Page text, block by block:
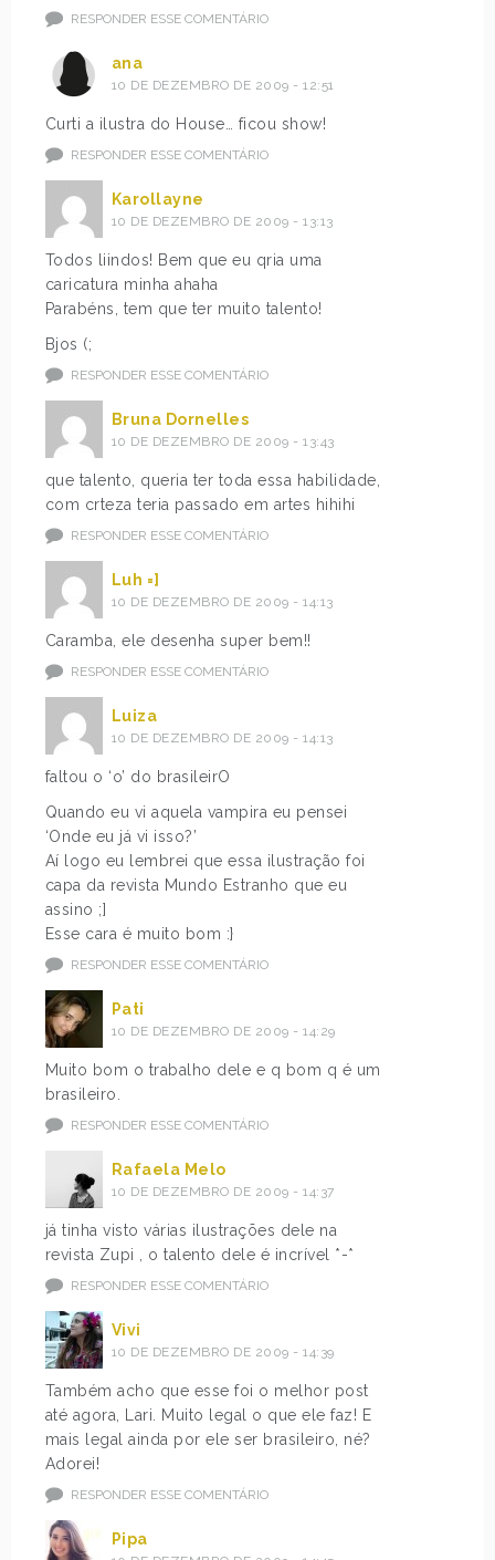
RESPONDER ESSE COMENTÁRIO
ana
10 DE DEZEMBRO DE 2009 - 12:51
Curti a ilustra do House… ficou show!
RESPONDER ESSE COMENTÁRIO
Karollayne
10 DE DEZEMBRO DE 2009 - 13:13
Todos liindos! Bem que eu qria uma
caricatura minha ahaha
Parabéns, tem que ter muito talento!
Bjos (;
RESPONDER ESSE COMENTÁRIO
Bruna Dornelles
10 DE DEZEMBRO DE 2009 - 13:43
que talento, queria ter toda essa habilidade,
com crteza teria passado em artes hihihi
RESPONDER ESSE COMENTÁRIO
Luh =]
10 DE DEZEMBRO DE 2009 - 14:13
Caramba, ele desenha super bem!!
RESPONDER ESSE COMENTÁRIO
Luiza
10 DE DEZEMBRO DE 2009 - 14:13
faltou o ‘o’ do brasileirO
Quando eu vi aquela vampira eu pensei
‘Onde eu já vi isso?’
Aí logo eu lembrei que essa ilustração foi
capa da revista Mundo Estranho que eu
assino ;]
Esse cara é muito bom :}
RESPONDER ESSE COMENTÁRIO
Pati
10 DE DEZEMBRO DE 2009 - 14:29
Muito bom o trabalho dele e q bom q é um
brasileiro.
RESPONDER ESSE COMENTÁRIO
Rafaela Melo
10 DE DEZEMBRO DE 2009 - 14:37
já tinha visto várias ilustrações dele na
revista Zupi , o talento dele é incrível *-*
RESPONDER ESSE COMENTÁRIO
Vivi
10 DE DEZEMBRO DE 2009 - 14:39
Também acho que esse foi o melhor post
até agora, Lari. Muito legal o que ele faz! E
mais legal ainda por ele ser brasileiro, né?
Adorei!
RESPONDER ESSE COMENTÁRIO
Pipa